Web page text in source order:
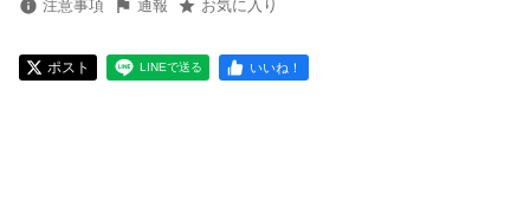
注意事項 通報 お気に入り
ポスト LINEで送る いいね！